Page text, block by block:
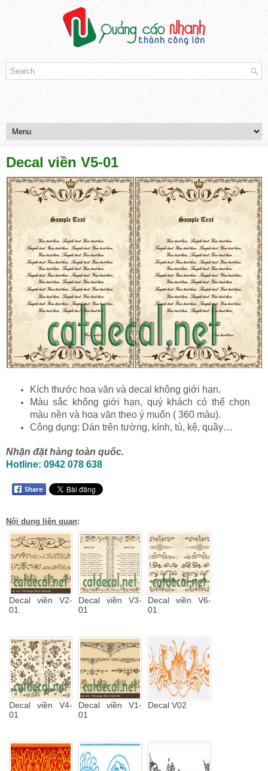
Decal viền V5-01
Kích thước hoa văn và decal không giới hạn.
Màu sắc không giới hạn, quý khách có thể chọn
màu nền và hoa văn theo ý muốn ( 360 màu).
Công dụng: Dán trên tường, kính, tủ, kệ, quầy…
Nhận đặt hàng toàn quốc.
Hotline: 0942 078 638
Nội dung liên quan:
Decal viền V2-
01
Decal viền V3-
01
Decal viền V6-
01
Decal viền V4-
01
Decal viền V1-
01
Decal V02